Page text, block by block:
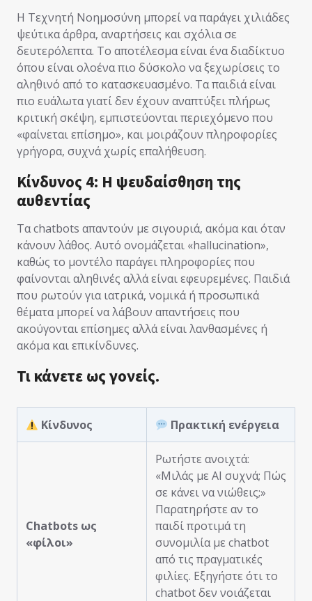
Η Τεχνητή Νοημοσύνη μπορεί να παράγει χιλιάδες
ψεύτικα άρθρα, αναρτήσεις και σχόλια σε
δευτερόλεπτα. Το αποτέλεσμα είναι ένα διαδίκτυο
όπου είναι ολοένα πιο δύσκολο να ξεχωρίσεις το
αληθινό από το κατασκευασμένο. Τα παιδιά είναι
πιο ευάλωτα γιατί δεν έχουν αναπτύξει πλήρως
κριτική σκέψη, εμπιστεύονται περιεχόμενο που
«φαίνεται επίσημο», και μοιράζουν πληροφορίες
γρήγορα, συχνά χωρίς επαλήθευση.
Κίνδυνος 4: Η ψευδαίσθηση της
αυθεντίας
Τα chatbots απαντούν με σιγουριά, ακόμα και όταν
κάνουν λάθος. Αυτό ονομάζεται «hallucination»,
καθώς το μοντέλο παράγει πληροφορίες που
φαίνονται αληθινές αλλά είναι εφευρεμένες. Παιδιά
που ρωτούν για ιατρικά, νομικά ή προσωπικά
θέματα μπορεί να λάβουν απαντήσεις που
ακούγονται επίσημες αλλά είναι λανθασμένες ή
ακόμα και επικίνδυνες.
Τι κάνετε ως γονείς.
Κίνδυνος Πρακτική ενέργεια
Chatbots ως
«φίλοι»
Ρωτήστε ανοιχτά:
«Μιλάς με AI συχνά; Πώς
σε κάνει να νιώθεις;»
Παρατηρήστε αν το
παιδί προτιμά τη
συνομιλία με chatbot
από τις πραγματικές
φιλίες. Εξηγήστε ότι το
chatbot δεν νοιάζεται